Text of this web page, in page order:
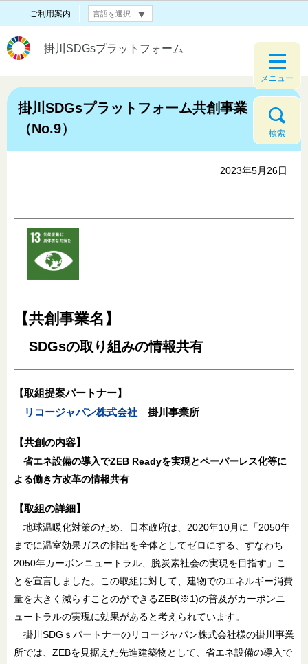
ご利用案内
掛川SDGsプラットフォーム
メニュー
検索
掛川SDGsプラットフォーム共創事業
（No.9）
2023年5月26日
【共創事業名】
SDGsの取り組みの情報共有
【取組提案パートナー】
リコージャパン株式会社 掛川事業所
【共創の内容】
省エネ設備の導入でZEB Readyを実現とペーパーレス化等に
よる働き方改革の情報共有
【取組の詳細】
地球温暖化対策のため、日本政府は、2020年10月に「2050年
までに温室効果ガスの排出を全体としてゼロにする、すなわち
2050年カーボンニュートラル、脱炭素社会の実現を目指す」こ
とを宣言しました。この取組に対して、建物でのエネルギー消費
量を大きく減らすことのができるZEB(※1)の普及がカーボンニ
ュートラルの実現に効果があると考えられています。
掛川SDGｓパートナーのリコージャパン株式会社様の掛川事業
所では、ZEBを見据えた先進建築物として、省エネ設備の導入で